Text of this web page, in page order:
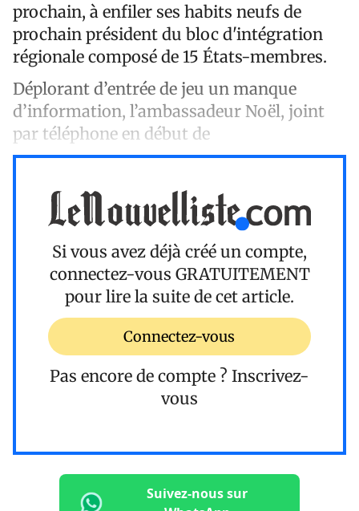
prochain, à enfiler ses habits neufs de
prochain président du bloc d'intégration
régionale composé de 15 États-membres.
Déplorant d’entrée de jeu un manque
d’information, l’ambassadeur Noël, joint
par téléphone en début de
Si vous avez déjà créé un compte,
connectez-vous GRATUITEMENT
pour lire la suite de cet article.
Connectez-vous
Pas encore de compte ? Inscrivez-
vous
Suivez-nous sur